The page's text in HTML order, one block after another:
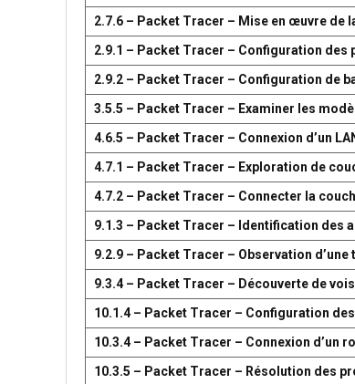
2.7.6 – Packet Tracer – Mise en œuvre de
2.9.1 – Packet Tracer – Configuration
2.9.2 – Packet Tracer – Configuration de
3.5.5 – Packet Tracer – Examiner les
4.6.5 – Packet Tracer – Connexion d’un
4.7.1 – Packet Tracer – Exploration de
4.7.2 – Packet Tracer – Connecter la
9.1.3 – Packet Tracer – Identification des
9.2.9 – Packet Tracer – Observation d’une
9.3.4 – Packet Tracer – Découverte de
10.1.4 – Packet Tracer – Configuration
10.3.4 – Packet Tracer – Connexion d’un
10.3.5 – Packet Tracer – Résolution des